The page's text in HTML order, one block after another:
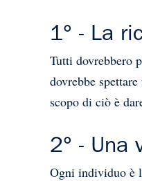
1° - La
Tutti dovrebbero
dovrebbe
scopo di ciò è
2° - Una
Ogni individuo è